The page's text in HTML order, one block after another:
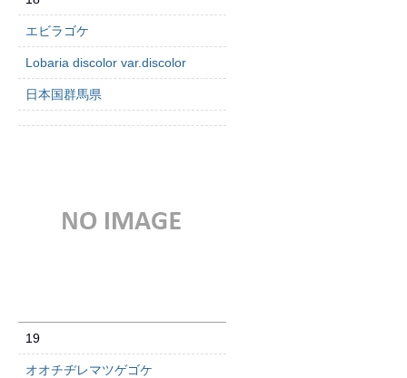
エビラゴケ
Lobaria discolor var.discolor
日本国群馬県
19
オオチヂレマツゲゴケ